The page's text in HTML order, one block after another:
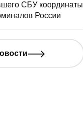
СБУ координаты
России